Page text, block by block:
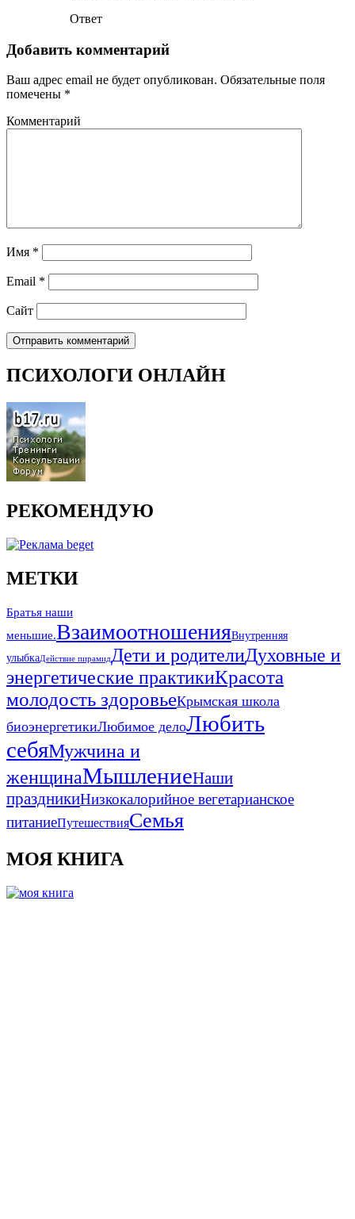
Ответ
Добавить комментарий
Ваш адрес email не будет опубликован. Обязательные поля
помечены *
Комментарий
Имя *
Email *
Сайт
ПСИХОЛОГИ ОНЛАЙН
РЕКОМЕНДУЮ
МЕТКИ
Братья наши
меньшие.ВзаимоотношенияВнутренняя
улыбкаДействие пирамид Дети и родителиДуховные и
энергетические практикиКрасота
молодость здоровьеКрымская школа
биоэнергетикиЛюбимое делоЛюбить
себяМужчина и
женщинаМышлениеНаши
праздникиНизкокалорийное вегетарианское
питаниеПутешествияСемья
МОЯ КНИГА